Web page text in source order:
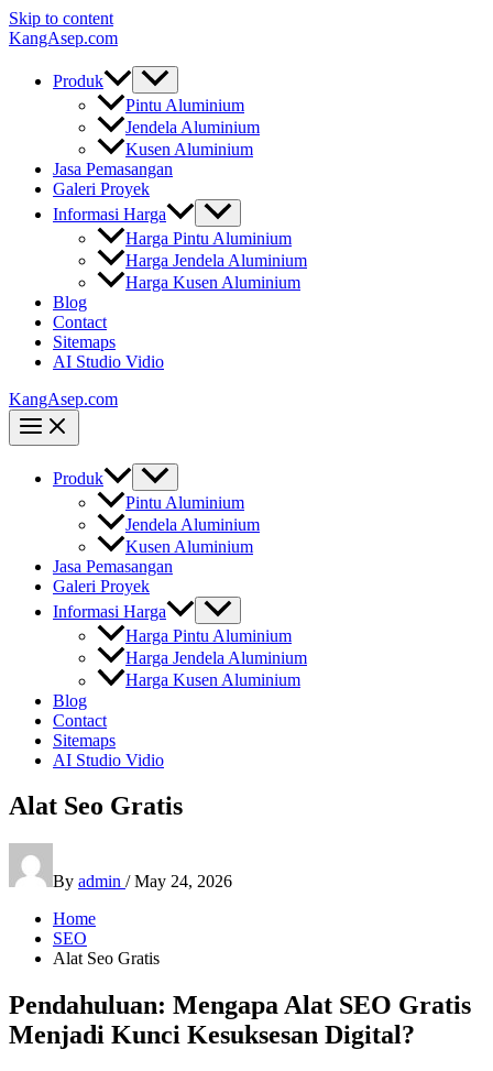
Skip to content
KangAsep.com
Produk
Pintu Aluminium
Jendela Aluminium
Kusen Aluminium
Jasa Pemasangan
Galeri Proyek
Informasi Harga
Harga Pintu Aluminium
Harga Jendela Aluminium
Harga Kusen Aluminium
Blog
Contact
Sitemaps
AI Studio Vidio
KangAsep.com
Produk
Pintu Aluminium
Jendela Aluminium
Kusen Aluminium
Jasa Pemasangan
Galeri Proyek
Informasi Harga
Harga Pintu Aluminium
Harga Jendela Aluminium
Harga Kusen Aluminium
Blog
Contact
Sitemaps
AI Studio Vidio
Alat Seo Gratis
By admin /May 24, 2026
Home
SEO
Alat Seo Gratis
Pendahuluan: Mengapa Alat SEO Gratis
Menjadi Kunci Kesuksesan Digital?